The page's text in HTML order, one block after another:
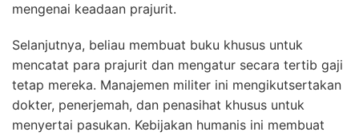
mengenai keadaan prajurit.
Selanjutnya, beliau membuat buku khusus untuk
mencatat para prajurit dan mengatur secara tertib gaji
tetap mereka. Manajemen militer ini mengikutsertakan
dokter, penerjemah, dan penasihat khusus untuk
menyertai pasukan. Kebijakan humanis ini membuat